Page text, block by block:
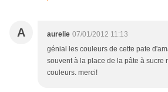
A aurelie 07/01/2012 11:13
génial les couleurs de cette pate
souvent à la place de la pâte à sucre
couleurs. merci!